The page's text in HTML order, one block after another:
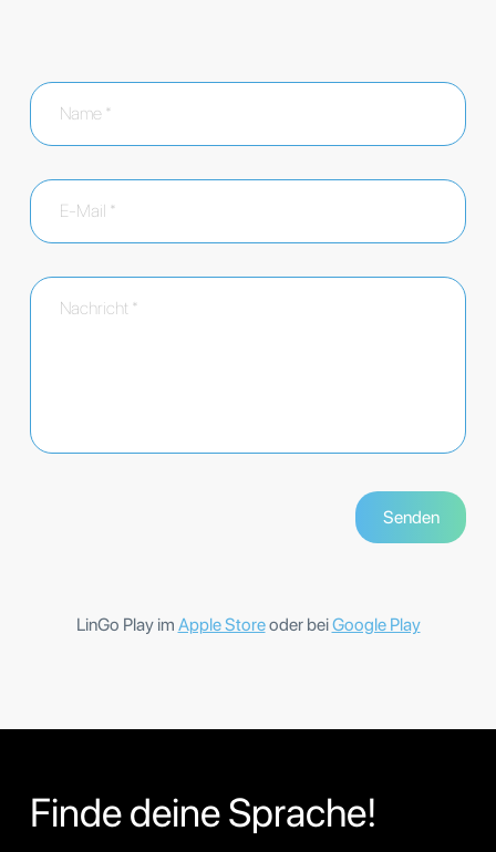
LinGo Play im Apple Storeoder beiGoogle Play
Finde deine Sprache!